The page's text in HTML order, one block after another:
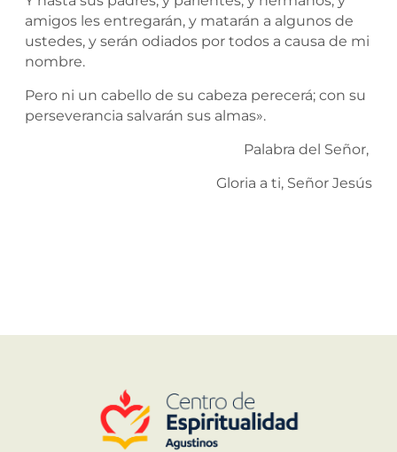
amigos les entregarán, y matarán a algunos de
ustedes, y serán odiados por todos a causa de mi
nombre.
Pero ni un cabello de su cabeza perecerá; con su
perseverancia salvarán sus almas».
Palabra del Señor,
Gloria a ti, Señor Jesús